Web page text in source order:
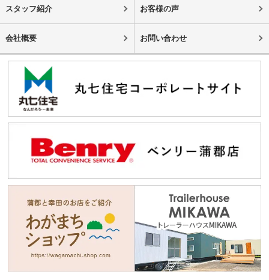
スタッフ紹介 お客様の声
会社概要 お問い合わせ